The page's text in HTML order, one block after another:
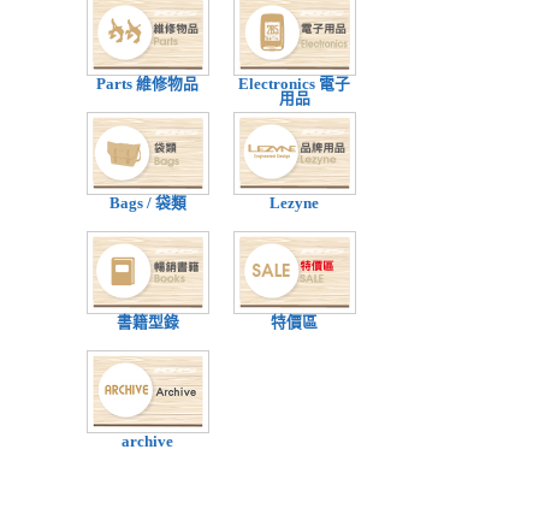
Parts 維修物品
Electronics 電子
用品
Bags / 袋類 Lezyne
書籍型錄 特價區
archive